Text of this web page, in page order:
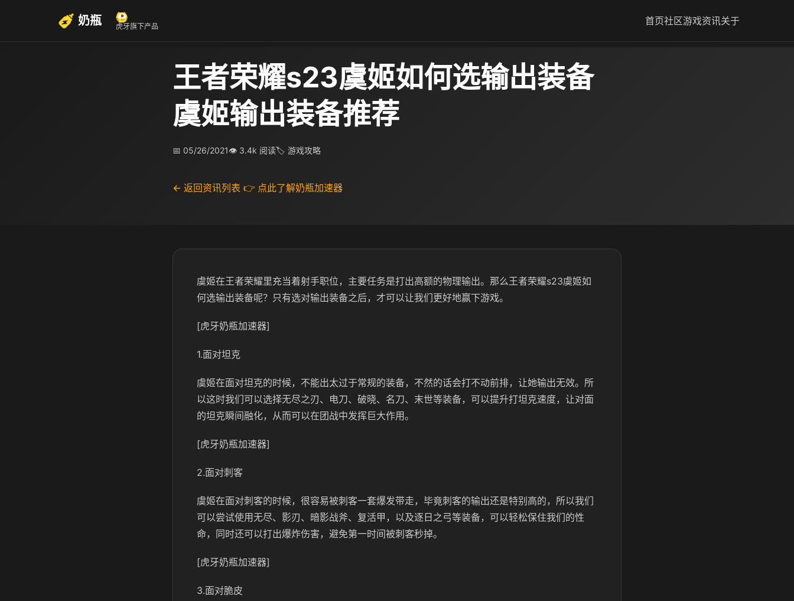
奶瓶 虎牙旗下产品 首页社区游戏资讯关于
王者荣耀s23虞姬如何选输出装备
虞姬输出装备推荐
📅 05/26/2021👁 3.4k 阅读🏷 游戏攻略
← 返回资讯列表 👉 点此了解奶瓶加速器
虞姬在王者荣耀里充当着射手职位，主要任务是打出高额的物理输出。那么王者荣耀s23虞姬如
何选输出装备呢？只有选对输出装备之后，才可以让我们更好地赢下游戏。
[虎牙奶瓶加速器]
1.面对坦克
虞姬在面对坦克的时候，不能出太过于常规的装备，不然的话会打不动前排，让她输出无效。所
以这时我们可以选择无尽之刃、电刀、破晓、名刀、末世等装备，可以提升打坦克速度，让对面
的坦克瞬间融化，从而可以在团战中发挥巨大作用。
[虎牙奶瓶加速器]
2.面对刺客
虞姬在面对刺客的时候，很容易被刺客一套爆发带走，毕竟刺客的输出还是特别高的，所以我们
可以尝试使用无尽、影刃、暗影战斧、复活甲，以及逐日之弓等装备，可以轻松保住我们的性
命，同时还可以打出爆炸伤害，避免第一时间被刺客秒掉。
[虎牙奶瓶加速器]
3.面对脆皮